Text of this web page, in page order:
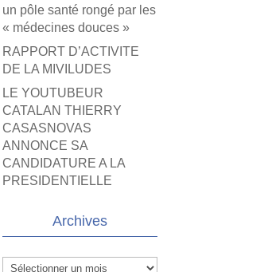
un pôle santé rongé par les
« médecines douces »
RAPPORT D’ACTIVITE
DE LA MIVILUDES
LE YOUTUBEUR
CATALAN THIERRY
CASASNOVAS
ANNONCE SA
CANDIDATURE A LA
PRESIDENTIELLE
Archives
Archives